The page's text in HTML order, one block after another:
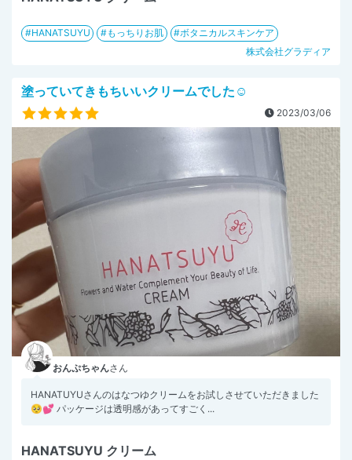
HANATSUYU もっちりお肌
ボタニカルスキンケア
株式会社グラディア
塗っていてきもちいいクリームでした︎︎☺︎
2023/03/06
おんぷちゃんさん
HANATUYUさんのはなつゆクリームをお試しさせていただきました
🥺💕 パッケージは透明感があってすごく...
HANATSUYU クリーム